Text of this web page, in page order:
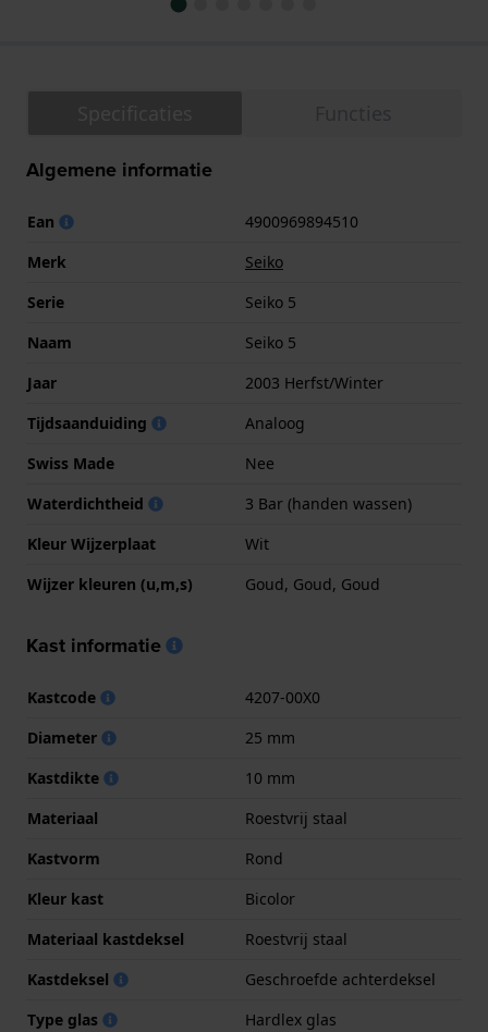
Algemene informatie
Ean
4900969894510
Merk
Seiko
Serie
Seiko 5
Naam
Seiko 5
Jaar
2003 Herfst/Winter
Tijdsaanduiding
Analoog
Swiss Made
Nee
Waterdichtheid
3 Bar (handen wassen)
Kleur Wijzerplaat
Wit
Wijzer kleuren (u,m,s)
Goud, Goud, Goud
Kast informatie
Kastcode
4207-00X0
Diameter
25 mm
Kastdikte
10 mm
Materiaal
Roestvrij staal
Kastvorm
Rond
Kleur kast
Bicolor
Materiaal kastdeksel
Roestvrij staal
Kastdeksel
Geschroefde achterdeksel
Type glas
Hardlex glas